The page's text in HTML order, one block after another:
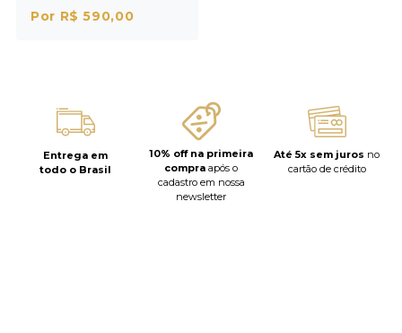
Por R$ 590,00
Entrega em
todo o Brasil
10% off na primeira
compra após o
cadastro em nossa
newsletter
Até 5x sem juros no
cartão de crédito